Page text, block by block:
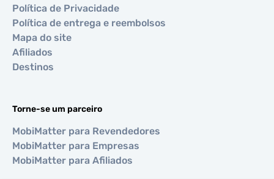
Política de Privacidade
Política de entrega e reembolsos
Mapa do site
Afiliados
Destinos
Torne-se um parceiro
MobiMatter para Revendedores
MobiMatter para Empresas
MobiMatter para Afiliados